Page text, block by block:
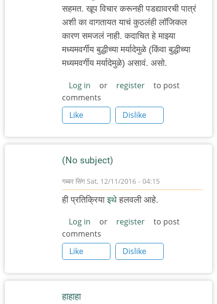
सहमत. खूप विचार करूनही पडद्यावरची पात्रं
अशी का वागतायत याचं कुठलंही लॉजिकल
कारण समजलं नाही. कदाचित हे माझ्या
मध्यमवर्गीय बुद्धीच्या मर्यादेमुळे (किंवा बुद्धीच्या
मध्यमवर्गीय मर्यादेमुळे) असावं. असो.
Log in or register
to post
comments
Like
Dislike
(No subject)
गब्बर सिंगSat, 12/11/2016 - 04:15
ही प्रतिक्रियाइथे हलवली आहे.
Log in or register
to post
comments
Like
Dislike
हाहाहा